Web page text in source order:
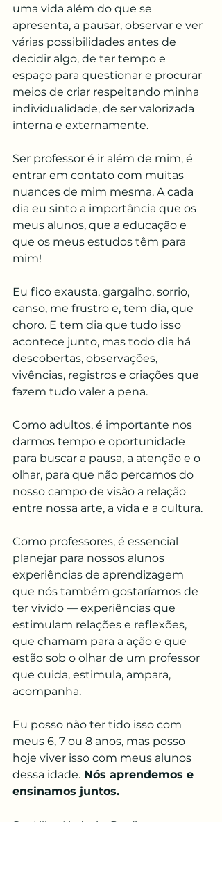
uma vida além do que se
apresenta, a pausar, observar e ver
várias possibilidades antes de
decidir algo, de ter tempo e
espaço para questionar e procurar
meios de criar respeitando minha
individualidade, de ser valorizada
interna e externamente.
Ser professor é ir além de mim, é
entrar em contato com muitas
nuances de mim mesma. A cada
dia eu sinto a importância que os
meus alunos, que a educação e
que os meus estudos têm para
mim!
Eu fico exausta, gargalho, sorrio,
canso, me frustro e, tem dia, que
choro. E tem dia que tudo isso
acontece junto, mas todo dia há
descobertas, observações,
vivências, registros e criações que
fazem tudo valer a pena.
Como adultos, é importante nos
darmos tempo e oportunidade
para buscar a pausa, a atenção e o
olhar, para que não percamos do
nosso campo de visão a relação
entre nossa arte, a vida e a cultura.
Como professores, é essencial
planejar para nossos alunos
experiências de aprendizagem
que nós também gostaríamos de
ter vivido — experiências que
estimulam relações e reflexões,
que chamam para a ação e que
estão sob o olhar de um professor
que cuida, estimula, ampara,
acompanha.
Eu posso não ter tido isso com
meus 6, 7 ou 8 anos, mas posso
hoje viver isso com meus alunos
dessa idade. Nós aprendemos e
ensinamos juntos.
Por Lilian Lindquist Bordim